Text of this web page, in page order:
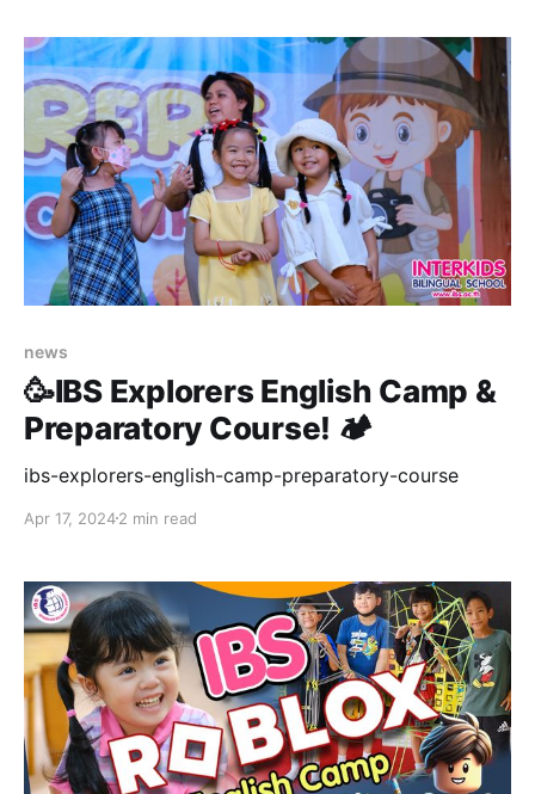
news
🥳IBS Explorers English Camp &
Preparatory Course! 🏕
ibs-explorers-english-camp-preparatory-course
Apr 17, 20242 min read